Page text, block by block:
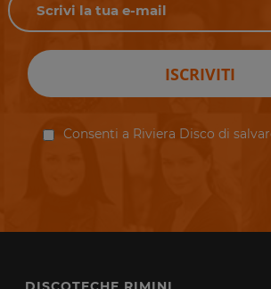
ISCRIVITI
Consenti a Riviera Disco di